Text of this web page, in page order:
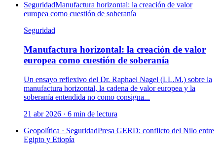
SeguridadManufactura horizontal: la creación de valor
europea como cuestión de soberanía
Seguridad
Manufactura horizontal: la creación de valor
europea como cuestión de soberanía
Un ensayo reflexivo del Dr. Raphael Nagel (LL.M.) sobre la
manufactura horizontal, la cadena de valor europea y la
soberanía entendida no como consigna...
21 abr 2026 · 6 min de lectura
Geopolítica · SeguridadPresa GERD: conflicto del Nilo entre
Egipto y Etiopía